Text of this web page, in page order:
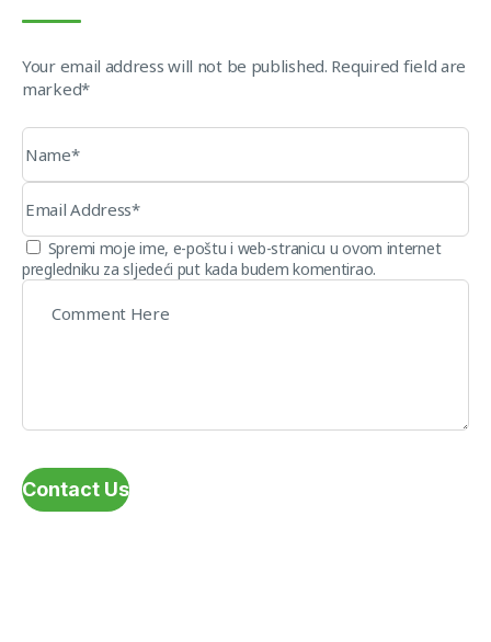
Your email address will not be published. Required field are
marked*
Spremi moje ime, e-poštu i web-stranicu u ovom internet
pregledniku za sljedeći put kada budem komentirao.
Contact Us